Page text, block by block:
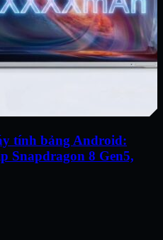
tính bảng Android:
Snapdragon 8 Gen5,